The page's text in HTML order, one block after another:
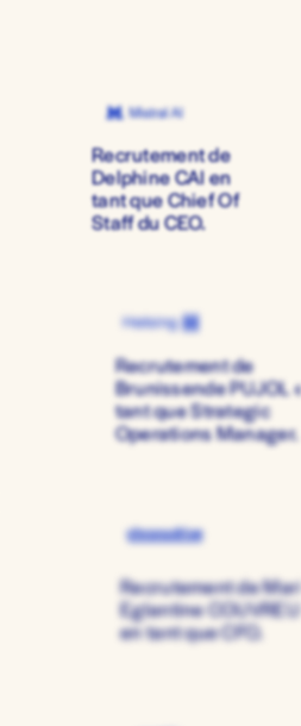
Recrutement de
Delphine CAI en
tant que Chief Of
Staff du CEO.
Recrutement de
Brunissende PUJOL
tant que Strategic
Operations Manager.
Recrutement de
Eglantine
en tant que CFO.